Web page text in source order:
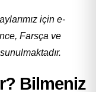
için e-
Farsça ve
Bilmeniz